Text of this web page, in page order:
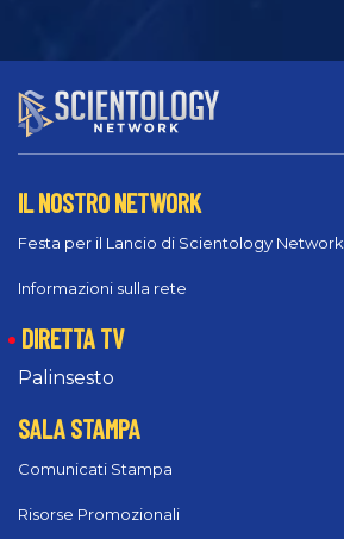
IL NOSTRO NETWORK
Festa per il Lancio di Scientology Network
Informazioni sulla rete
DIRETTA TV
Palinsesto
SALA STAMPA
Comunicati Stampa
Risorse Promozionali